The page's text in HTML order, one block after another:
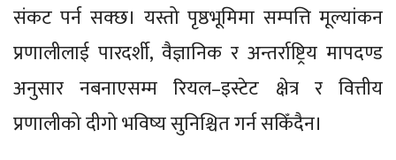
संकट पर्न सक्छ। यस्तो पृष्ठभूमिमा सम्पत्ति मूल्यांकन
प्रणालीलाई पारदर्शी, वैज्ञानिक र अन्तर्राष्ट्रिय मापदण्ड
अनुसार नबनाएसम्म रियल–इस्टेट क्षेत्र र वित्तीय
प्रणालीको दीगो भविष्य सुनिश्चित गर्न सकिँदैन।